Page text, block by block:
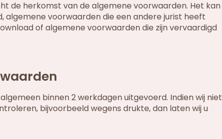
de herkomst van de algemene voorwaarden. Het kan
voorwaarden die een andere jurist heeft
of algemene voorwaarden die zijn vervaardigd
binnen 2 werkdagen uitgevoerd. Indien wij niet
bijvoorbeeld wegens drukte, dan laten wij u